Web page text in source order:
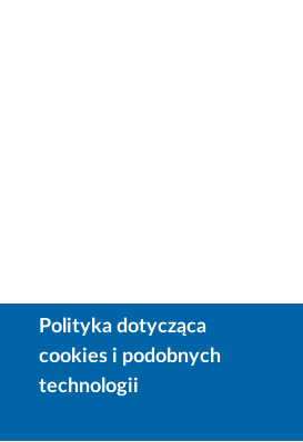
Polityka dotycząca
cookies i podobnych
technologii